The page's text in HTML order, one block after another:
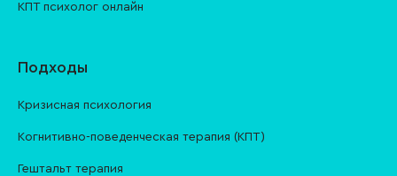
КПТ психолог онлайн
Подходы
Кризисная психология
Когнитивно-поведенческая терапия (КПТ)
Гештальт терапия